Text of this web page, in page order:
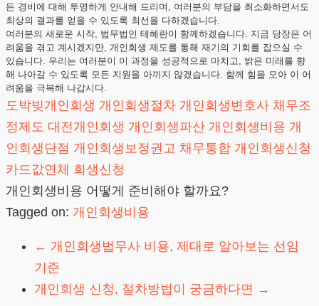
든 경비에 대해 투명하게 안내해 드리며, 여러분의 부담을 최소화하면서도
최상의 결과를 얻을 수 있도록 최선을 다하겠습니다.
여러분의 새로운 시작, 법무법인 테헤란이 함께하겠습니다. 지금 당장은 어
려움을 겪고 계시겠지만, 개인회생 제도를 통해 재기의 기회를 잡으실 수
있습니다. 우리는 여러분이 이 과정을 성공적으로 마치고, 밝은 미래를 향
해 나아갈 수 있도록 모든 지원을 아끼지 않겠습니다. 함께 힘을 모아 이 어
려움을 극복해 나갑시다.
도박빚개인회생 개인회생절차 개인회생변호사 채무조
정제도 대전개인회생 개인회생파산 개인회생비용 개
인회생단점 개인회생보정권고 채무통합 개인회생신청
카드값연체
회생신청
개인회생비용 어떻게 준비해야 할까요?
Tagged on: 개인회생비용
← 개인회생법무사 비용, 제대로 알아보는 선임
기준
개인회생 신청, 절차방법이 궁금하다면 →